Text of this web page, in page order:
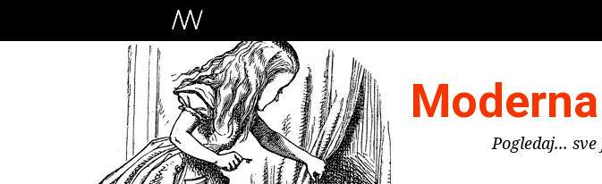
Pogledaj...